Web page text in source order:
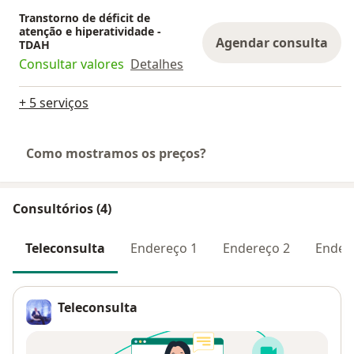
Transtorno de déficit de
atenção e hiperatividade -
TDAH
Consultar valores Detalhes
Agendar consulta
+ 5 serviços
Como mostramos os preços?
Consultórios (4)
Teleconsulta Endereço 1 Endereço 2
Teleconsulta